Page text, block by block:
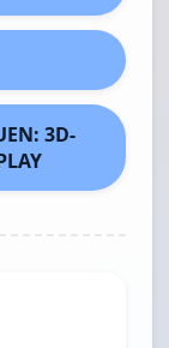
3D-